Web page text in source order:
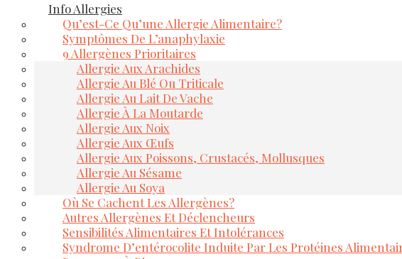
Info Allergies
Qu’est-Ce Qu’une Allergie Alimentaire?
Symptômes De L’anaphylaxie
9 Allergènes Prioritaires
Allergie Aux Arachides
Allergie Au Blé Ou Triticale
Allergie Au Lait De Vache
Allergie À La Moutarde
Allergie Aux Noix
Allergie Aux Œufs
Allergie Aux Poissons, Crustacés, Mollusques
Allergie Au Sésame
Allergie Au Soya
Où Se Cachent Les Allergènes?
Autres Allergènes Et Déclencheurs
Sensibilités Alimentaires Et Intolérances
Syndrome D’entérocolite Induite Par Les Protéines